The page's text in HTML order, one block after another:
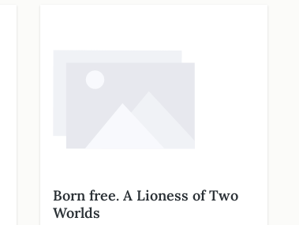
Born free. A Lioness of Two
Worlds